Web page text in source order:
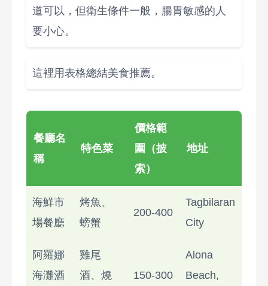
道可以，但衛生條件一般，腸胃敏感的人
要小心。
這裡用表格總結美食推薦。
餐廳名
稱
特色菜
價格範
圍（披
索）
地址
海鮮市
場餐廳
烤魚、
螃蟹
200-400
Tagbilaran
City
阿羅娜
海灘酒
雞尾
酒、燒
150-300
Alona
Beach,